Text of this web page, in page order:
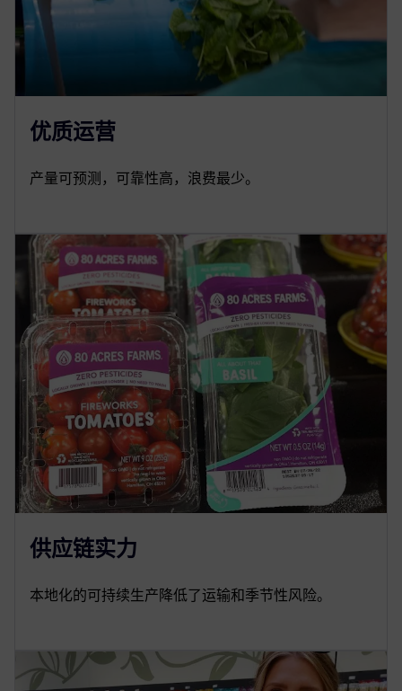
优质运营
产量可预测，可靠性高，浪费最少。
供应链实力
本地化的可持续生产降低了运输和季节性风险。